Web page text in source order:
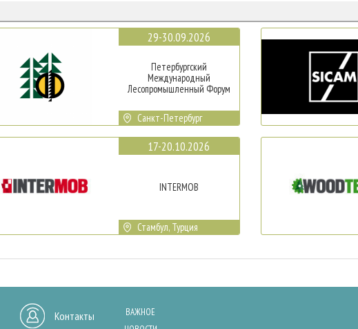
29-30.09.2026
Петербургский
Международный
Лесопромышленный Форум
Санкт-Петербург
17-20.10.2026
INTERMOB
Стамбул, Турция
Контакты
ВАЖНОЕ